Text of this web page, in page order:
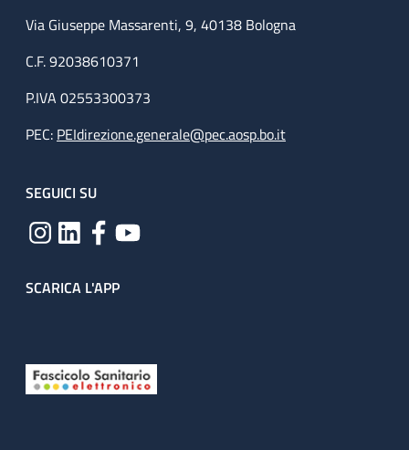
Via Giuseppe Massarenti, 9, 40138 Bologna
C.F. 92038610371
P.IVA 02553300373
PEC: PEIdirezione.generale@pec.aosp.bo.it
SEGUICI SU
SCARICA L'APP